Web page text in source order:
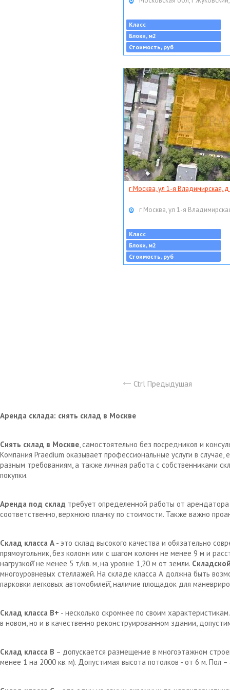
Класс
Блоки, м2
Стоимость, руб
г Москва, ул 1-я Владимирская, д
г Москва, ул 1-я
Класс
Блоки, м2
Стоимость, руб
Ctrl Предыдущая
Аренда склада: снять склад в Москве
Снять склад в Москве, самостоятельно без посредников и
Компания Praedium оказывает профессиональные услуги в
разным требованиям, а также личная работа с собственниками
покупки.
Аренда под склад требует определенной работы от
соответственно, верхнюю планку по стоимости. Также важно
Склад класса А - это склад высокого качества и обязательно
прямоугольник, без колонн или с шагом колонн не менее 9 м и
нагрузкой̆ не менее 5 т/кв. м, на уровне 1,20 м от земли.
многоуровневых стеллажей. На складе класса А должна быть
парковки легковых автомобилей̆, наличие площадок для
Склад класса В+ - несколько скромнее по своим
в новом, но и в качественно реконструированном здании,
Склад класса В – допускается размещение в многоэтажном
менее 1 на 2000 кв. м). Допустимая высота потолков - от 6 м. Пол